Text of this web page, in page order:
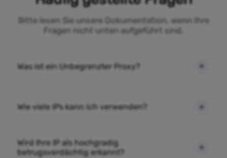
Bitte lesen Sie unsere Dokumentation, wenn Ihre
Fragen nicht unten aufgeführt sind.
Was ist ein Unbegrenzter Proxy?
Wie viele IPs kann ich verwenden?
Wird Ihre IP als hochgradig
betrugsverdächtig erkannt?